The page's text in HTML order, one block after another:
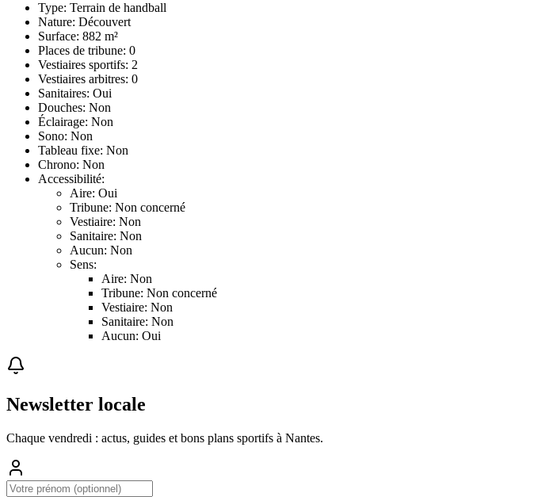
Type: Terrain de handball
Nature: Découvert
Surface: 882 m²
Places de tribune: 0
Vestiaires sportifs: 2
Vestiaires arbitres: 0
Sanitaires: Oui
Douches: Non
Éclairage: Non
Sono: Non
Tableau fixe: Non
Chrono: Non
Accessibilité:
Aire: Oui
Tribune: Non concerné
Vestiaire: Non
Sanitaire: Non
Aucun: Non
Sens:
Aire: Non
Tribune: Non concerné
Vestiaire: Non
Sanitaire: Non
Aucun: Oui
Newsletter locale
Chaque vendredi : actus, guides et bons plans sportifs à Nantes.